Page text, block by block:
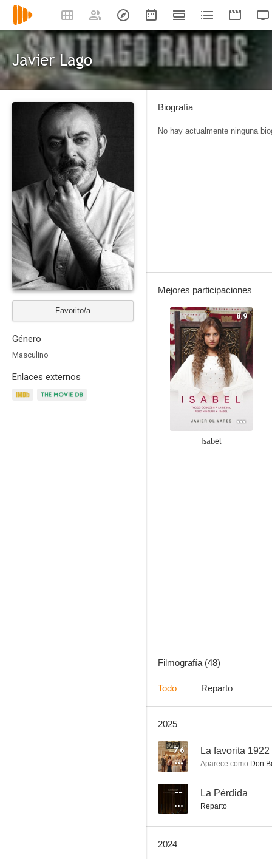
Javier Lago
Favorito/a
Género
Masculino
Enlaces externos
Biografía
No hay actualmente ninguna
Mejores participaciones
8.9
Isabel
7.7
Filmografía (48)
Todo Reparto
2025
7.6 La favorita 1922
Aparece como Don
-- La Pérdida
Reparto
2024